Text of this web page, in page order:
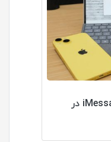
نحوه ارسال و دریافت iMessages در